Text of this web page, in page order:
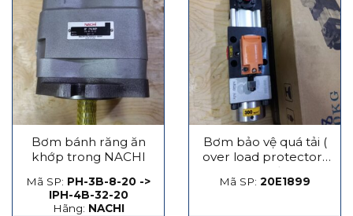
Bơm bánh răng ăn
khớp trong NACHI
Mã SP: PH-3B-8-20 ->
IPH-4B-32-20
Hãng: NACHI
Bơm bảo vệ quá tải (
over load protector)
máy dập
Mã SP: 20E1899